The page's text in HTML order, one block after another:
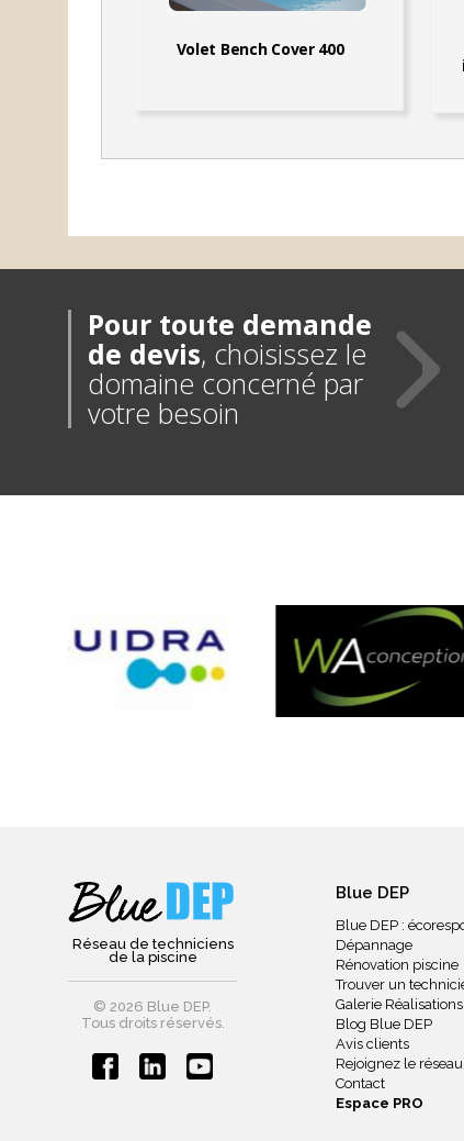
Volet Bench Cover 400
Pour toute demande
de devis, choisissez le
domaine concerné par
votre besoin
Réseau de techniciens
de la piscine
© 2026 Blue DEP.
Tous droits réservés.
Blue DEP
Blue DEP :
Dépannage
Rénovation piscine
Trouver un
Galerie
Blog Blue DEP
Avis clients
Rejoignez le
Contact
Espace PRO